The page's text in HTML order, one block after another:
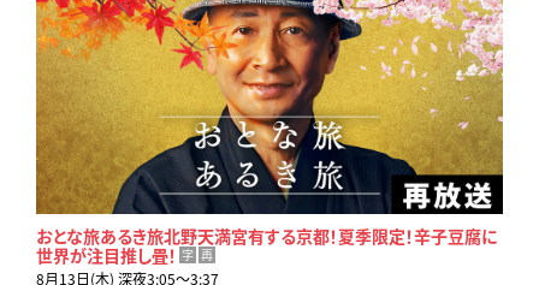
おとな旅あるき旅北野天満宮有する京都！夏季限定！辛子豆腐に
世界が注目推し畳！ 字 再
8月13日(木) 深夜3:05〜3:37